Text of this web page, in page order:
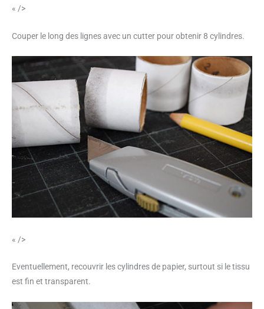
« />
Couper le long des lignes avec un cutter pour obtenir 8 cylindres.
« />
Eventuellement, recouvrir les cylindres de papier, surtout si le tissu
est fin et transparent.